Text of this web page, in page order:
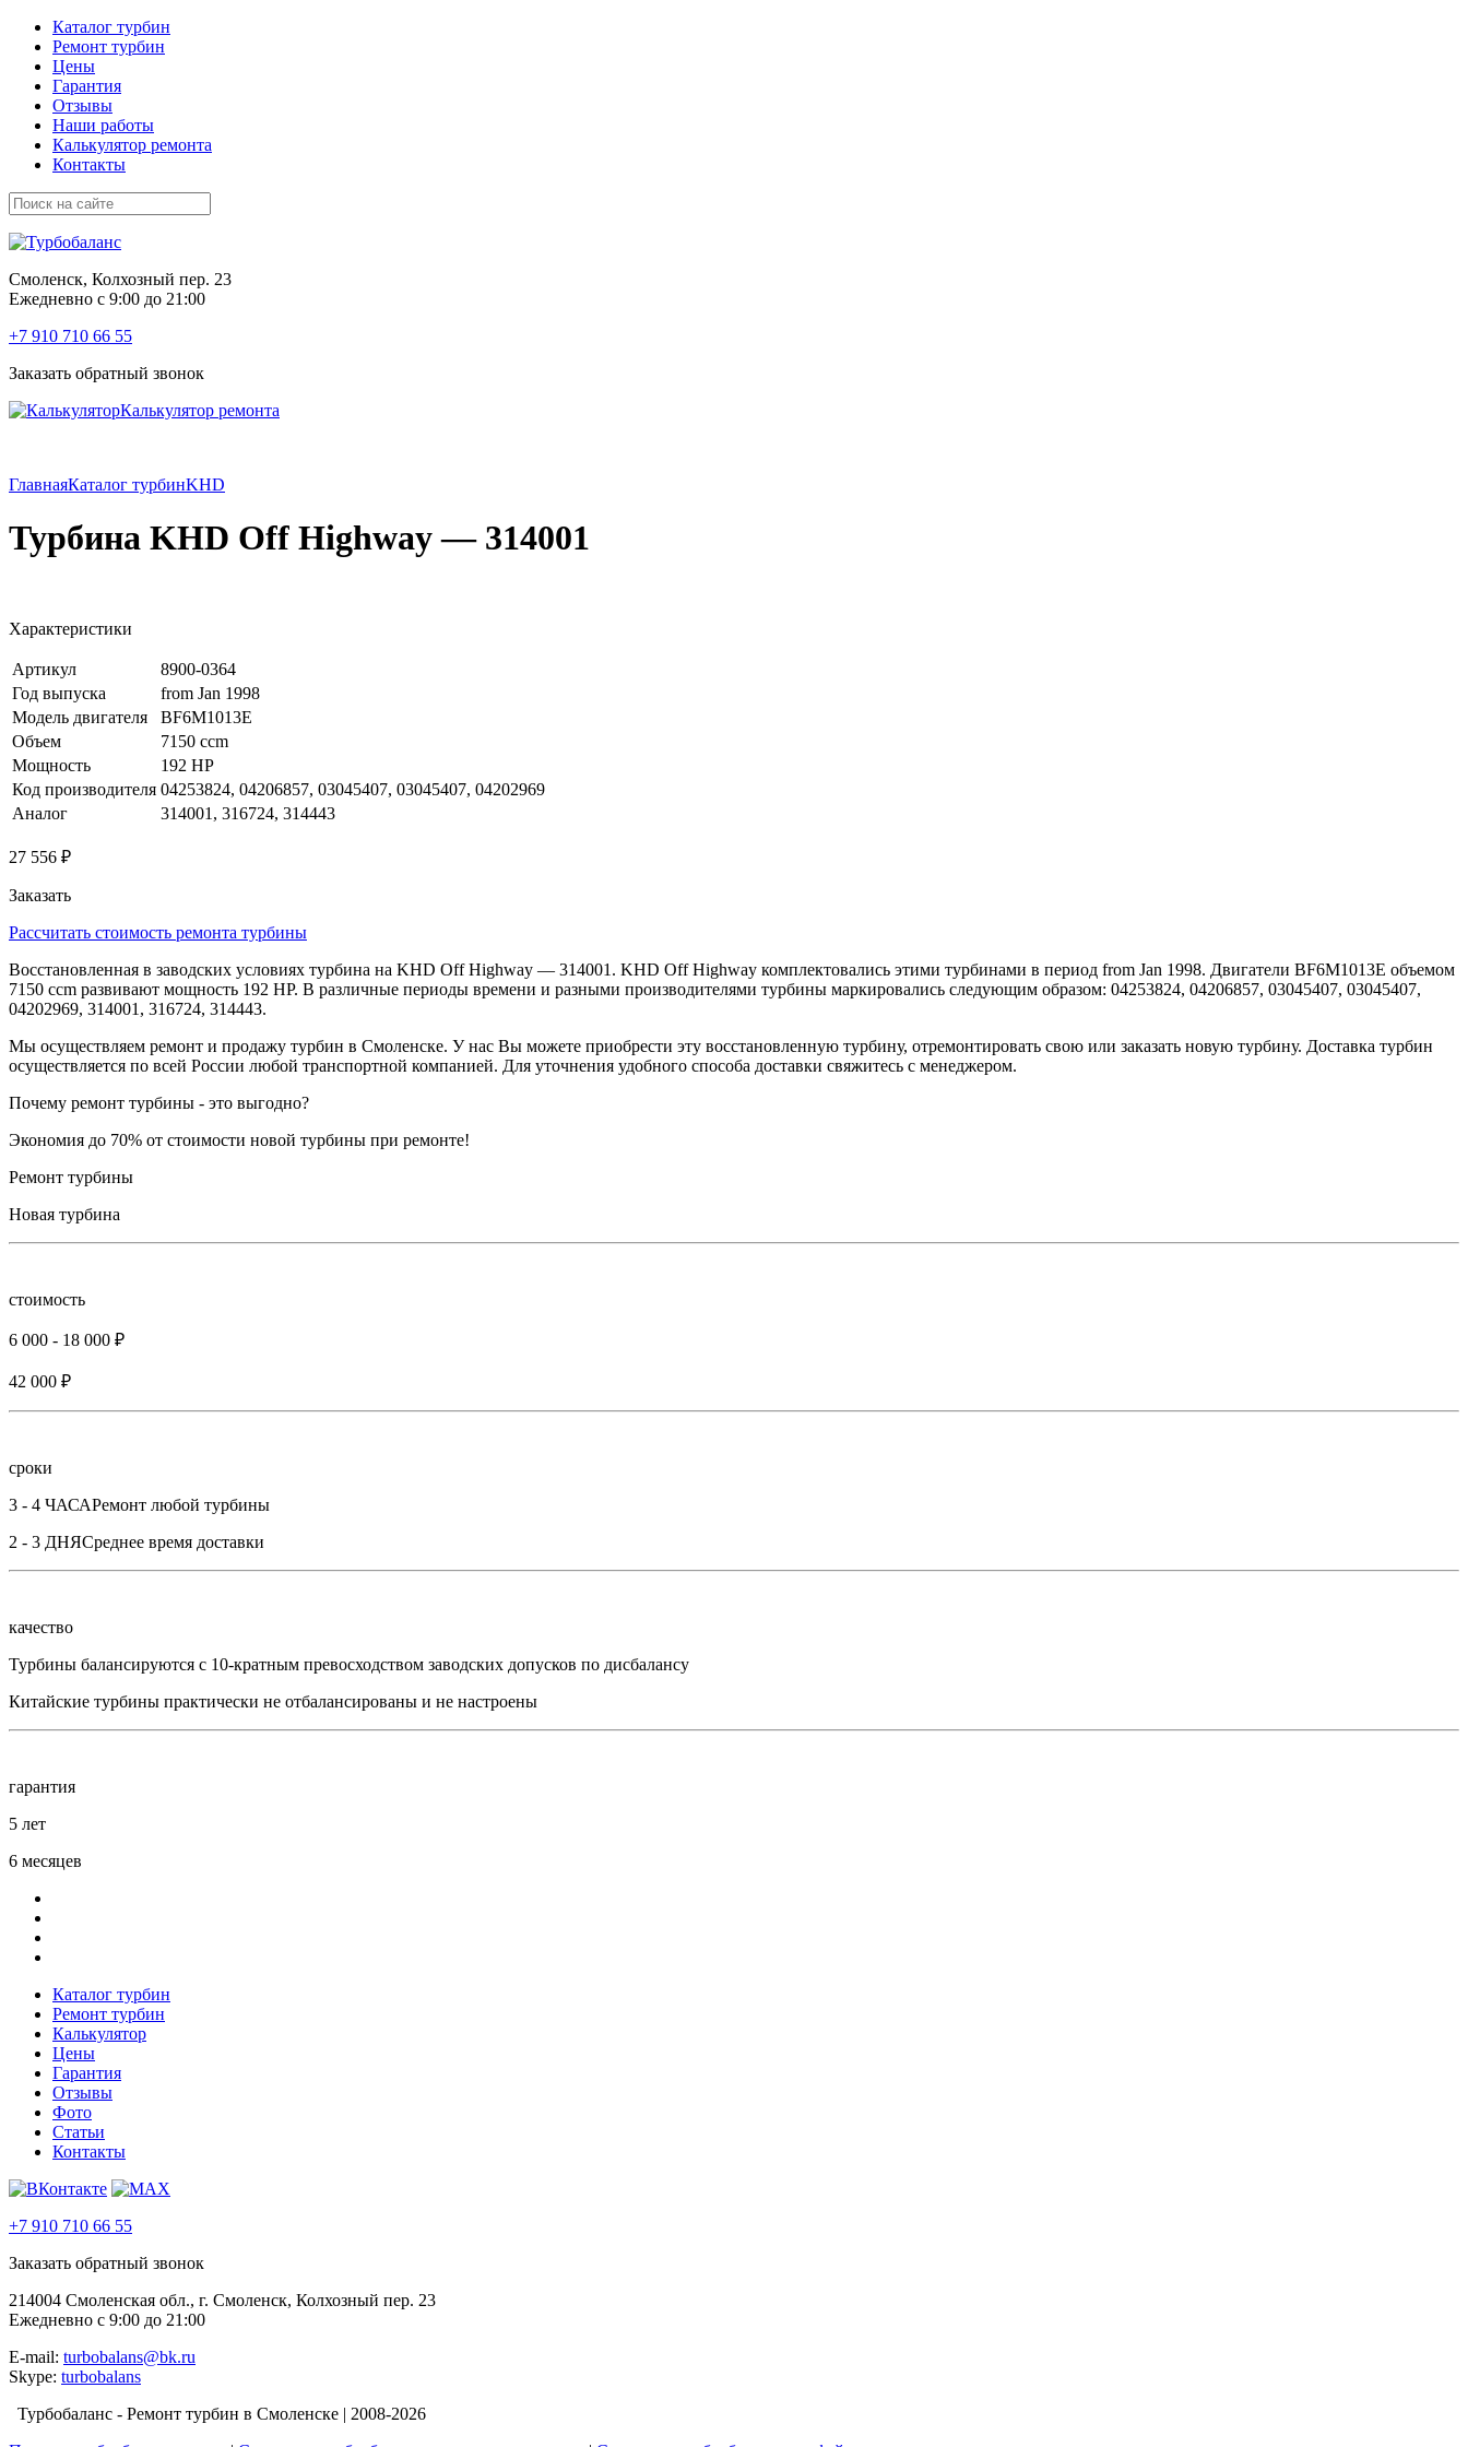
Каталог турбин
Ремонт турбин
Цены
Гарантия
Отзывы
Наши работы
Калькулятор ремонта
Контакты
Смоленск, Колхозный пер. 23
Ежедневно с 9:00 до 21:00
+7 910 710 66 55
Заказать обратный звонок
Калькулятор ремонта
ГлавнаяКаталог турбинKHD
Турбина KHD Off Highway — 314001
Характеристики
Артикул
8900-0364
Год выпуска
from Jan 1998
Модель двигателя
BF6M1013E
Объем
7150 ccm
Мощность
192 HP
Код производителя 04253824, 04206857, 03045407, 03045407, 04202969
Аналог
314001, 316724, 314443
27 556 ₽
Заказать
Рассчитать стоимость ремонта турбины
Восстановленная в заводских условиях турбина на KHD Off Highway — 314001. KHD Off Highway комплектовались этими турбинами в период from Jan 1998. Двигатели BF6M1013E объемом
7150 ccm развивают мощность 192 HP. В различные периоды времени и разными производителями турбины маркировались следующим образом: 04253824, 04206857, 03045407, 03045407,
04202969, 314001, 316724, 314443.
Мы осуществляем ремонт и продажу турбин в Смоленске. У нас Вы можете приобрести эту восстановленную турбину, отремонтировать свою или заказать новую турбину. Доставка турбин
осуществляется по всей России любой транспортной компанией. Для уточнения удобного способа доставки свяжитесь с менеджером.
Почему ремонт турбины - это выгодно?
Экономия до 70% от стоимости новой турбины при ремонте!
Ремонт турбины
Новая турбина
стоимость
6 000 - 18 000 ₽
42 000 ₽
сроки
3 - 4 ЧАСАРемонт любой турбины
2 - 3 ДНЯСреднее время доставки
качество
Турбины балансируются с 10-кратным превосходством заводских допусков по дисбалансу
Китайские турбины практически не отбалансированы и не настроены
гарантия
5 лет
6 месяцев
Каталог турбин
Ремонт турбин
Калькулятор
Цены
Гарантия
Отзывы
Фото
Статьи
Контакты
+7 910 710 66 55
Заказать обратный звонок
214004 Смоленская обл., г. Смоленск, Колхозный пер. 23
Ежедневно с 9:00 до 21:00
E-mail: turbobalans@bk.ru
Skype: turbobalans
Турбобаланс - Ремонт турбин в Смоленске | 2008-2026